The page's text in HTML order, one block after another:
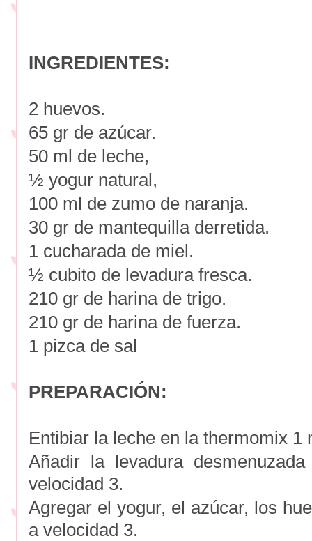
INGREDIENTES:
2 huevos.
65 gr de azúcar.
50 ml de leche,
½ yogur natural,
100 ml de zumo de naranja.
30 gr de mantequilla derretida.
1 cucharada de miel.
½ cubito de levadura fresca.
210 gr de harina de trigo.
210 gr de harina de fuerza.
1 pizca de sal
PREPARACIÓN:
Entibiar la leche en la thermomix 1
Añadir la levadura
velocidad 3.
Agregar el yogur, el azúcar, los
a velocidad 3.